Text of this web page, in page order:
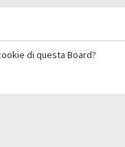
di questa Board?